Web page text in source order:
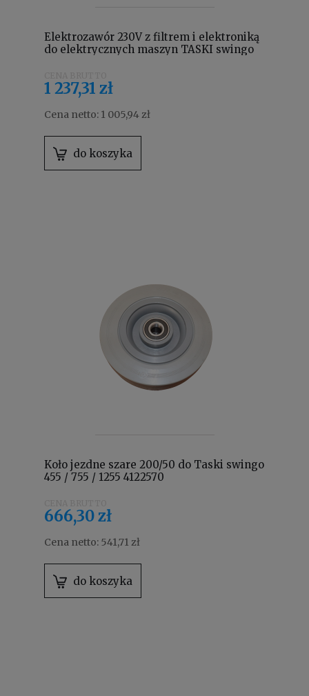
Elektrozawór 230V z filtrem i elektroniką
do elektrycznych maszyn TASKI swingo
1 237,31 zł
Cena netto: 1 005,94 zł
do koszyka
Koło jezdne szare 200/50 do Taski swingo
455 / 755 / 1255 4122570
666,30 zł
Cena netto: 541,71 zł
do koszyka